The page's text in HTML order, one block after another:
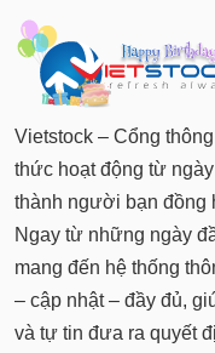
Vietstock – Cổng
thức hoạt động từ
thành người bạn đồng
Ngay từ những ngày
mang đến hệ thống
– cập nhật – đầy đủ,
và tự tin đưa ra quyết